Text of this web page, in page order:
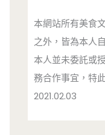
本網站所有美食
之外，皆為本人
本人並未委託或
務合作事宜，特
2021.02.03